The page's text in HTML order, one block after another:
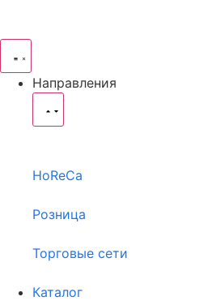
Направления
HoReCa
Розница
Торговые сети
Каталог